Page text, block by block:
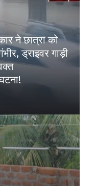
ने छात्रा को
ड्राइवर गाड़ी